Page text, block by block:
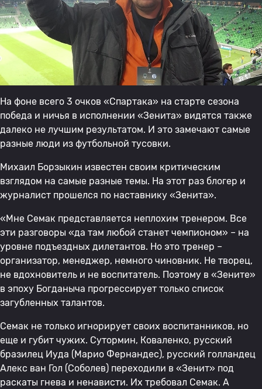
На фоне всего 3 очков «Спартака» на старте сезона
победа и ничья в исполнении «Зенита» видятся также
далеко не лучшим результатом. И это замечают самые
разные люди из футбольной тусовки.
Михаил Борзыкин известен своим критическим
взглядом на самые разные темы. На этот раз блогер и
журналист прошелся по наставнику «Зенита».
«Мне Семак представляется неплохим тренером. Все
эти разговоры «да там любой станет чемпионом» – на
уровне подъездных дилетантов. Но это тренер –
организатор, менеджер, немного чиновник. Не творец,
не вдохновитель и не воспитатель. Поэтому в «Зените»
в эпоху Богданыча прогрессирует только список
загубленных талантов.
Семак не только игнорирует своих воспитанников, но
еще и губит чужих. Сутормин, Коваленко, русский
бразилец Иуда (Марио Фернандес), русский голландец
Алекс ван Гол (Соболев) переходили в «Зенит» под
раскаты гнева и ненависти. Их требовал Семак. А